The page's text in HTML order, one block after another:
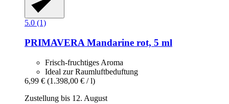
5.0 (1)
PRIMAVERA Mandarine rot, 5 ml
Frisch-fruchtiges Aroma
Ideal zur Raumluftbeduftung
6,99 € (1.398,00 € / l)
Zustellung bis 12. August